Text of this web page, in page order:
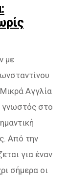
με
Αγγλία
γνωστός στο
Από την
για έναν
σήμερα οι